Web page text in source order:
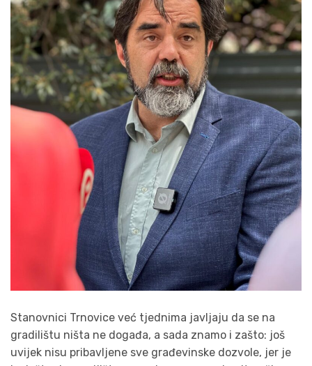
Stanovnici Trnovice već tjednima javljaju da se na
gradilištu ništa ne događa, a sada znamo i zašto: još
uvijek nisu pribavljene sve građevinske dozvole, jer je